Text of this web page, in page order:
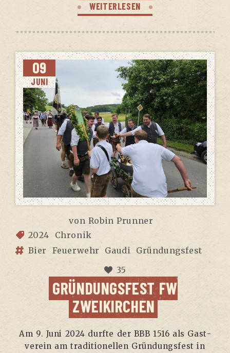
WEITERLESEN
09
JUNI
von Robin Prunner
2024
Chronik
Bier
Feuerwehr Gaudi
Gründungsfest
35
GRÜN­DUNGS­FEST FW
ZWEIKIRCHEN
Am 9. Juni 2024 durf­te der BBB 1516 als Gast­
ver­ein am tra­di­tio­nel­len Grün­dungs­fest in